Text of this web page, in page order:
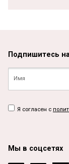
Подпишитесь
Я согласен с
Мы в соцсетях